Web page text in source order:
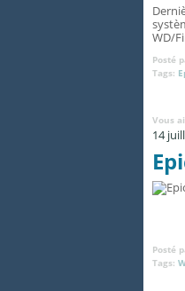
WD/
Posté
Tags:
Vous
14
Posté
Tags: